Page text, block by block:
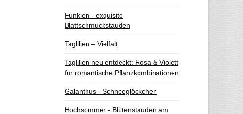
Funkien - exquisite
Blattschmuckstauden
Taglilien – Vielfalt
Taglilien neu entdeckt: Rosa & Violett
für romantische Pflanzkombinationen
Galanthus - Schneeglöckchen
Hochsommer - Blütenstauden am